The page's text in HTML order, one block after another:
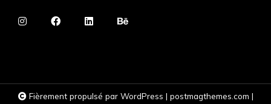
Fièrement propulsé par WordPress | postmagthemes.com |